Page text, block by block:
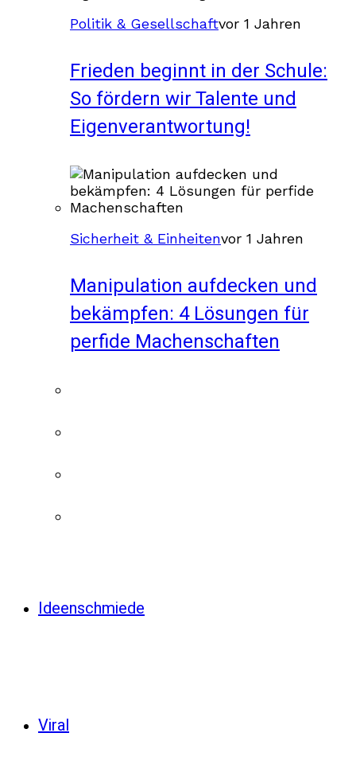
Politik & Gesellschaftvor 1 Jahren
Frieden beginnt in der Schule:
So fördern wir Talente und
Eigenverantwortung!
Sicherheit & Einheitenvor 1 Jahren
Manipulation aufdecken und
bekämpfen: 4 Lösungen für
perfide Machenschaften
Ideenschmiede
Viral